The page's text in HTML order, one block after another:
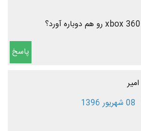
پاسخ
امیر
08 شهریور 1396